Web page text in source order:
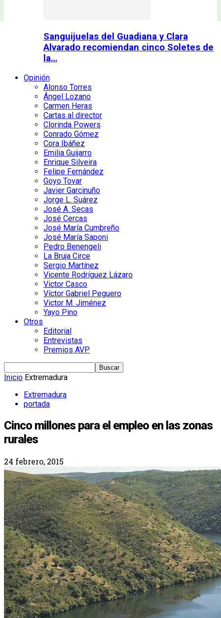
Sanguijuelas del Guadiana y Clara
Alvarado recomiendan cinco Soletes de
la…
Opinión
Alonso Torres
Ángel Lozano
Carmen Heras
Cartas al director
Clorinda Powers
Conrado Gómez
Cora Ibáñez
Emilia Guijarro
Enrique Silveira
Felipe Fernández
Goyo Tovar
Javier Garcinuño
Jorge L. Suárez
José A. Secas
José Cercas
José María Cumbreño
José María Saponi
Pedro Benengeli
La Bruja Circe
Sergio Martínez
Vicente Rodríguez Lázaro
Victor Casco
Víctor Gabriel Peguero
Victor M. Jiménez
Yayo Pino
Otros
Editorial
Entrevistas
Premios AVP
Inicio Extremadura
Extremadura
portada
Cinco millones para el empleo en las zonas
rurales
24 febrero, 2015